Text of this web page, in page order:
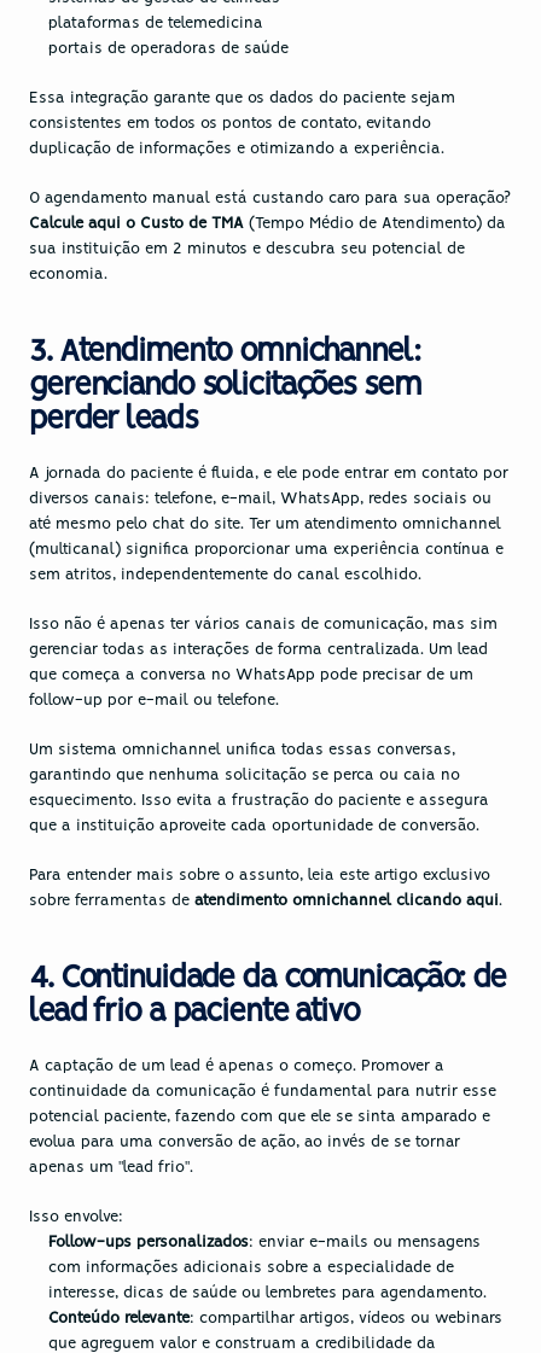
plataformas de telemedicina
portais de operadoras de saúde
Essa integração garante que os dados do paciente sejam
consistentes em todos os pontos de contato, evitando
duplicação de informações e otimizando a experiência.
Calcule aqui o Custo de TMA (Tempo Médio de Atendimento) da
sua instituição em 2 minutos e descubra seu potencial de
economia.
3. Atendimento omnichannel:
gerenciando solicitações sem
perder leads
A jornada do paciente é fluida, e ele pode entrar em contato por
diversos canais: telefone, e-mail, WhatsApp, redes sociais ou
até mesmo pelo chat do site. Ter um atendimento omnichannel
(multicanal) significa proporcionar uma experiência contínua e
sem atritos, independentemente do canal escolhido.
Isso não é apenas ter vários canais de comunicação, mas sim
gerenciar todas as interações de forma centralizada. Um lead
que começa a conversa no WhatsApp pode precisar de um
follow-up por e-mail ou telefone.
Um sistema omnichannel unifica todas essas conversas,
garantindo que nenhuma solicitação se perca ou caia no
esquecimento. Isso evita a frustração do paciente e assegura
que a instituição aproveite cada oportunidade de conversão.
Para entender mais sobre o assunto, leia este artigo exclusivo
sobre ferramentas de atendimento omnichannel clicando aqui.
4. Continuidade da comunicação: de
lead frio a paciente ativo
A captação de um lead é apenas o começo. Promover a
continuidade da comunicação é fundamental para nutrir esse
potencial paciente, fazendo com que ele se sinta amparado e
evolua para uma conversão de ação, ao invés de se tornar
apenas um "lead frio".
Isso envolve:
Follow-ups personalizados: enviar e-mails ou mensagens
com informações adicionais sobre a especialidade de
interesse, dicas de saúde ou lembretes para agendamento.
Conteúdo relevante: compartilhar artigos, vídeos ou webinars
que agreguem valor e construam a credibilidade da